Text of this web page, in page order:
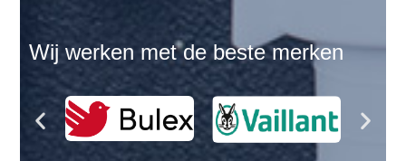
Wij werken met de beste merken